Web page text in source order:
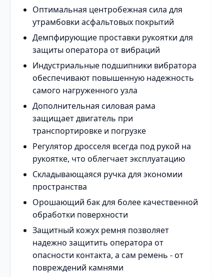
Оптимальная центробежная сила для
утрамбовки асфальтовых покрытий
Демпфирующие проставки рукоятки для
защиты оператора от вибраций
Индустриальные подшипники вибратора
обеспечивают повышенную надежность
самого нагруженного узла
Дополнительная силовая рама
защищает двигатель при
транспортировке и погрузке
Регулятор дросселя всегда под рукой на
рукоятке, что облегчает эксплуатацию
Складывающаяся ручка для экономии
пространства
Орошающий бак для более качественной
обработки поверхности
Защитный кожух ремня позволяет
надежно защитить оператора от
опасности контакта, а сам ремень - от
повреждений камнями